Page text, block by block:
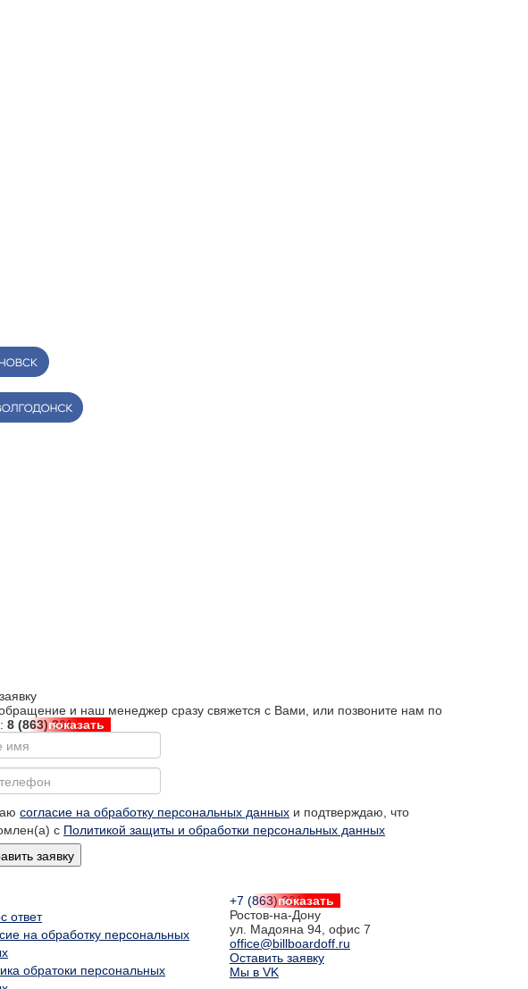
и наш менеджер сразу свяжется с Вами, или позвоните нам по
8 (863) 301-44-77
показать
согласие на обработку персональных данных и подтверждаю, что
с Политикой защиты и обработки персональных данных
заявку
ответ
на обработку персональных
обратоки персональных
+7 (863) 301-44-77
показать
Ростов-на-Дону
ул. Мадояна 94, офис 7
office@billboardoff.ru
Оставить заявку
Мы в VK